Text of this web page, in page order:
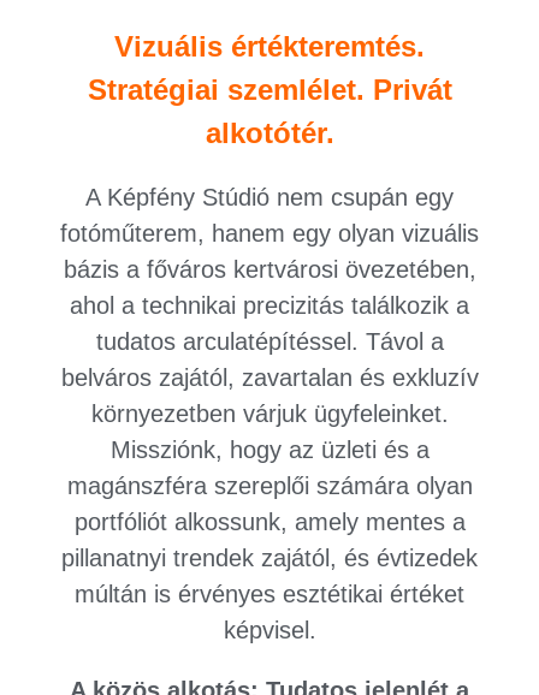
Vizuális értékteremtés.
Stratégiai szemlélet. Privát
alkotótér.
A Képfény Stúdió nem csupán egy
fotóműterem, hanem egy olyan vizuális
bázis a főváros kertvárosi övezetében,
ahol a technikai precizitás találkozik a
tudatos arculatépítéssel. Távol a
belváros zajától, zavartalan és exkluzív
környezetben várjuk ügyfeleinket.
Missziónk, hogy az üzleti és a
magánszféra szereplői számára olyan
portfóliót alkossunk, amely mentes a
pillanatnyi trendek zajától, és évtizedek
múltán is érvényes esztétikai értéket
képvisel.